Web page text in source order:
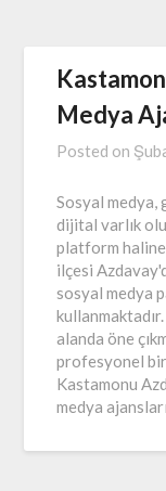
Medya
Posted on
Sosyal medya,
dijital varlık
platform
ilçesi
sosyal medya
alanda öne
profesyonel
Kastamonu
medya